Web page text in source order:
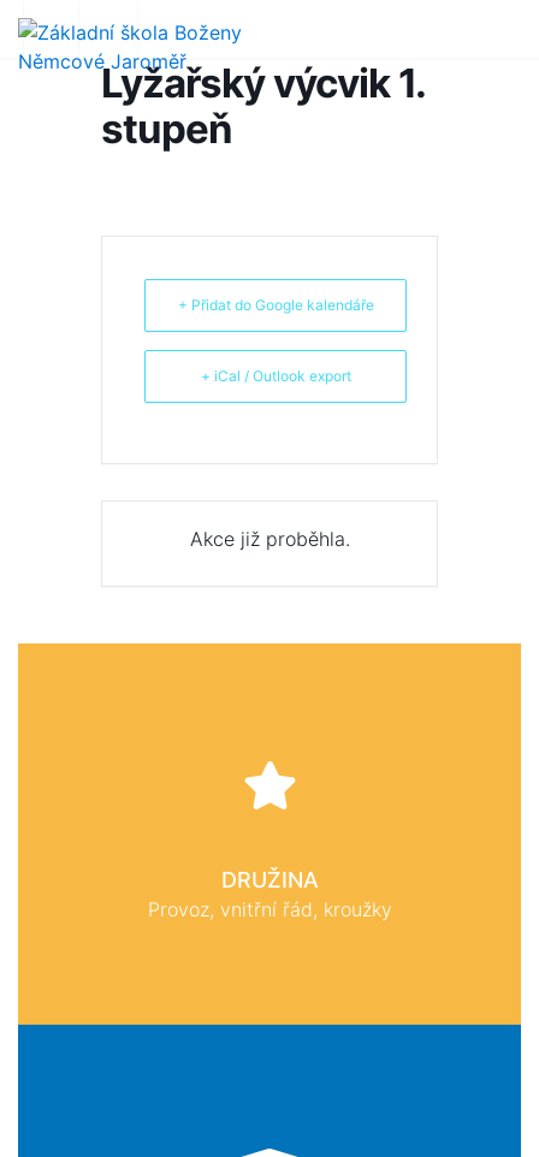
Lyžařský výcvik 1.
stupeň
+ Přidat do Google kalendáře
+ iCal / Outlook export
Akce již proběhla.
DRUŽINA
Provoz, vnitřní řád, kroužky